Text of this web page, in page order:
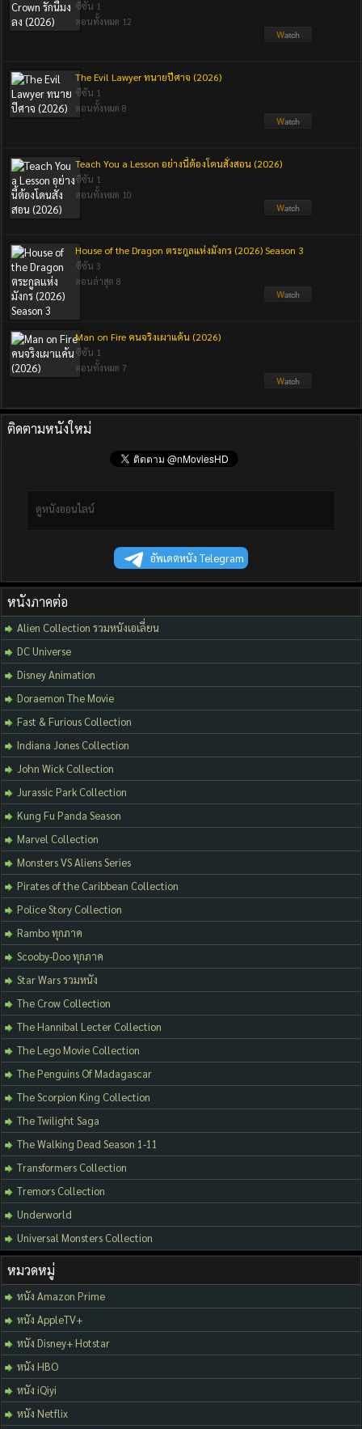
ซีซัน 1
ตอนทั้งหมด 12
The Evil Lawyer ทนายปีศาจ (2026)
ซีซัน 1
ตอนทั้งหมด 8
Teach You a Lesson อย่างนี้ต้องโดนสั่งสอน (2026)
ซีซัน 1
ตอนทั้งหมด 10
House of the Dragon ตระกูลแห่งมังกร (2026) Season 3
ซีซัน 3
ตอนล่าสุด 8
Man on Fire คนจริงเผาแค้น (2026)
ซีซัน 1
ตอนทั้งหมด 7
ติดตามหนังใหม่
ดูหนังออนไลน์
อัพเดตหนัง Telegram
หนังภาคต่อ
Alien Collection รวมหนังเอเลี่ยน
DC Universe
Disney Animation
Doraemon The Movie
Fast & Furious Collection
Indiana Jones Collection
John Wick Collection
Jurassic Park Collection
Kung Fu Panda Season
Marvel Collection
Monsters VS Aliens Series
Pirates of the Caribbean Collection
Police Story Collection
Rambo ทุกภาค
Scooby-Doo ทุกภาค
Star Wars รวมหนัง
The Crow Collection
The Hannibal Lecter Collection
The Lego Movie Collection
The Penguins Of Madagascar
The Scorpion King Collection
The Twilight Saga
The Walking Dead Season 1-11
Transformers Collection
Tremors Collection
Underworld
Universal Monsters Collection
หมวดหมู่
หนัง Amazon Prime
หนัง AppleTV+
หนัง Disney+ Hotstar
หนัง HBO
หนัง iQiyi
หนัง Netflix